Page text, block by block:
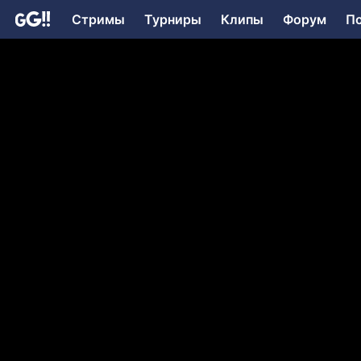
Стримы Турниры Клипы Форум